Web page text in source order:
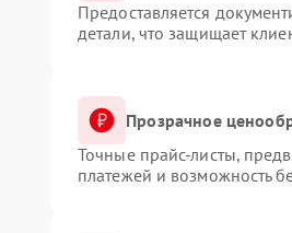
Предоставляется
детали, что защищает
Прозрачное
Точные прайс-листы,
платежей и возможность